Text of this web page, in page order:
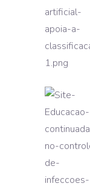
inteligência
artificial
apoia
a
de
incidentes
e
eventos
adversos
[Artigo]
Educação
continuada
no
controle
de